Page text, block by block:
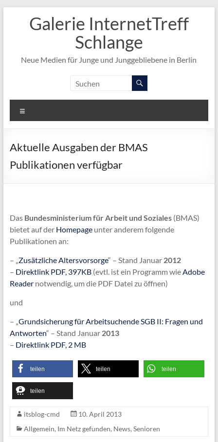
springenGalerie InternetTreff
Schlange
Neue Medien für Junge und Junggebliebene in Berlin
Aktuelle Ausgaben der BMAS
Publikationen verfügbar
Das Bundesministerium für Arbeit und Soziales(BMAS)
bietet auf der Homepageunter anderem folgende
Publikationen an:
– „Zusätzliche Altersvorsorge“ – Stand Januar 2012
– Direktlink PDF, 397KB(evtl. ist ein Programm wieAdobe
Readernotwendig, um die PDF Datei zu öffnen)
und
– „Grundsicherung für Arbeitsuchende SGB II: Fragen und
Antworten“ – Stand Januar 2013
– Direktlink PDF, 2 MB
teilen teilen teilen
teilen
itsblog-cmd
10. April 2013
Allgemein, Im Netz gefunden, News, Senioren